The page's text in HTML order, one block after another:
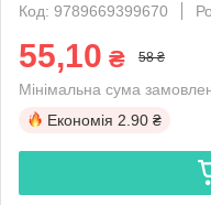
Код: 9789669399670
55,10 ₴ 58 ₴
Мінімальна сума
Економія 2.90 ₴